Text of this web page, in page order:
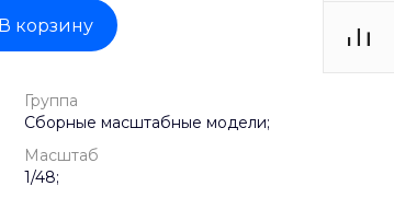
В корзину
Группа
Сборные масштабные модели;
Масштаб
1/48;